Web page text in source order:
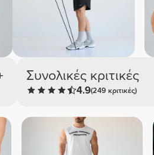
Συνολικές κριτικές
4.9(249 κριτικές)